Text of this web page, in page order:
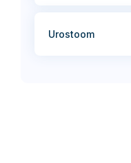
Urostoom